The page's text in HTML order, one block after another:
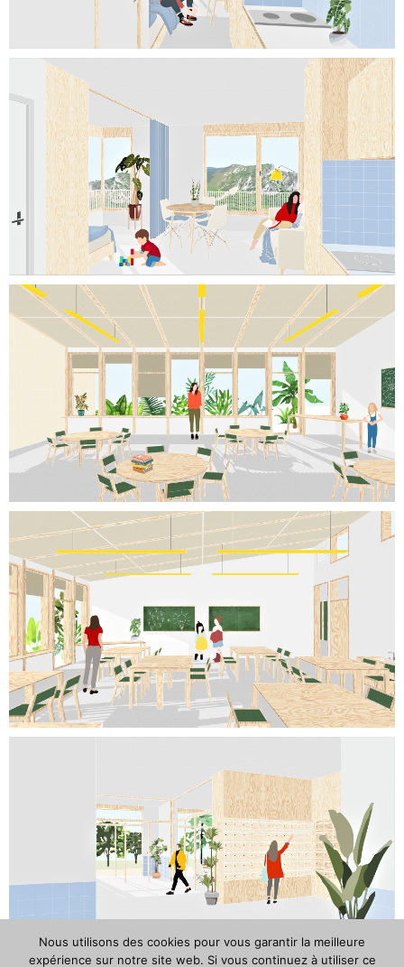
Nous utilisons des cookies pour vous garantir la meilleure
expérience sur notre site web. Si vous continuez à utiliser ce